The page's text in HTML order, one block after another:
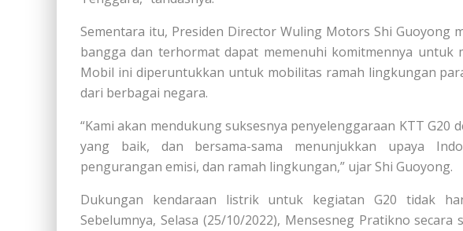
Sementara itu, Presiden Director Wuling Motors Shi Guoyong
bangga dan terhormat dapat memenuhi komitmennya untuk
Mobil ini diperuntukkan untuk mobilitas ramah lingkungan
dari berbagai negara.
“Kami akan mendukung suksesnya penyelenggaraan KTT G20
yang baik, dan bersama-sama menunjukkan upaya
pengurangan emisi, dan ramah lingkungan,” ujar Shi Guoyong.
Dukungan kendaraan listrik untuk kegiatan G20 tidak
Sebelumnya, Selasa (25/10/2022), Mensesneg Pratikno